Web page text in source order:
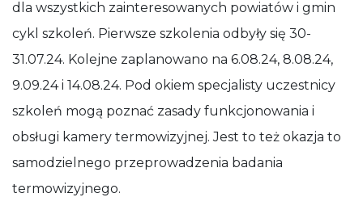
dla wszystkich zainteresowanych powiatów i gmin
cykl szkoleń. Pierwsze szkolenia odbyły się 30-
31.07.24. Kolejne zaplanowano na 6.08.24, 8.08.24,
9.09.24 i 14.08.24. Pod okiem specjalisty uczestnicy
szkoleń mogą poznać zasady funkcjonowania i
obsługi kamery termowizyjnej. Jest to też okazja to
samodzielnego przeprowadzenia badania
termowizyjnego.